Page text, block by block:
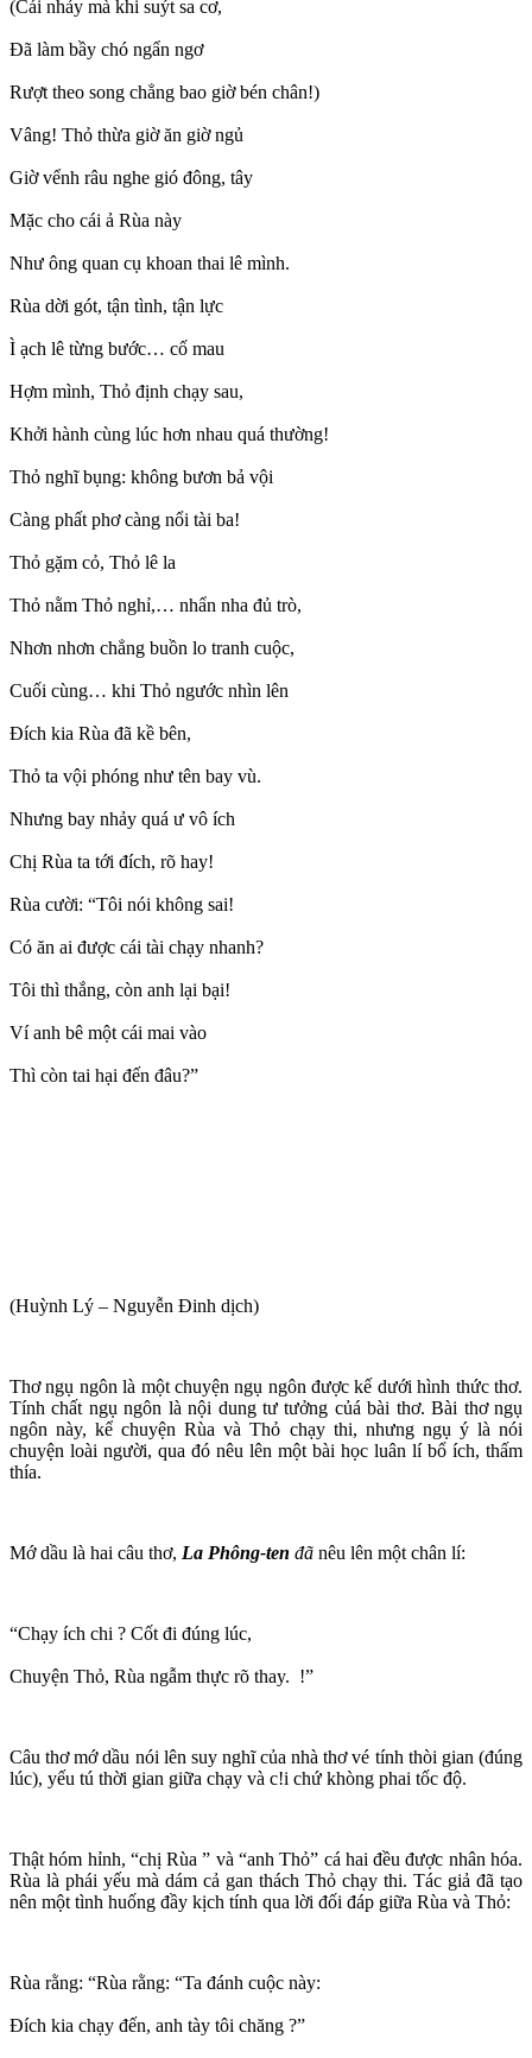
(Cái nhảy mà khi suýt sa cơ,
Đã làm bầy chó ngẩn ngơ
Rượt theo song chẳng bao giờ bén chân!)
Vâng! Thỏ thừa giờ ăn giờ ngủ
Giờ vểnh râu nghe gió đông, tây
Mặc cho cái ả Rùa này
Như ông quan cụ khoan thai lê mình.
Rùa dời gót, tận tình, tận lực
Ì ạch lê từng bước… cố mau
Hợm mình, Thỏ định chạy sau,
Khởi hành cùng lúc hơn nhau quá thường!
Thỏ nghĩ bụng: không bươn bả vội
Càng phất phơ càng nổi tài ba!
Thỏ gặm cỏ, Thỏ lê la
Thỏ nằm Thỏ nghỉ,… nhẩn nha đủ trò,
Nhơn nhơn chẳng buồn lo tranh cuộc,
Cuối cùng… khi Thỏ ngước nhìn lên
Đích kia Rùa đã kề bên,
Thỏ ta vội phóng như tên bay vù.
Nhưng bay nhảy quá ư vô ích
Chị Rùa ta tới đích, rõ hay!
Rùa cười: “Tôi nói không sai!
Có ăn ai được cái tài chạy nhanh?
Tôi thì thắng, còn anh lại bại!
Ví anh bê một cái mai vào
Thì còn tai hại đến đâu?”
(Huỳnh Lý – Nguyễn Đinh dịch)
Thơ ngụ ngôn là một chuyện ngụ ngôn được kế dưới hình thức thơ.
Tính chất ngụ ngôn là nội dung tư tưởng củá bài thơ. Bài thơ ngụ
ngôn này, kể chuyện Rùa và Thỏ chạy thi, nhưng ngụ ý là nói
chuyện loài người, qua đó nêu lên một bài học luân lí bổ ích, thấm
thía.
Mớ dầu là hai câu thơ, La Phông-ten đã nêu lên một chân lí:
“Chạy ích chi ? Cốt đi đúng lúc,
Chuyện Thỏ, Rùa ngẫm thực rõ thay. !”
Câu thơ mớ dầu nói lên suy nghĩ của nhà thơ vé tính thòi gian (đúng
lúc), yếu tú thời gian giữa chạy và c!i chứ khòng phai tốc độ.
Thật hóm hỉnh, “chị Rùa ” và “anh Thỏ” cá hai đều được nhân hóa.
Rùa là phái yếu mà dám cả gan thách Thỏ chạy thi. Tác giả đã tạo
nên một tình huống đầy kịch tính qua lời đối đáp giữa Rùa và Thỏ:
Rùa rằng: “Rùa rằng: “Ta đánh cuộc này:
Đích kia chạy đến, anh tày tôi chăng ?”